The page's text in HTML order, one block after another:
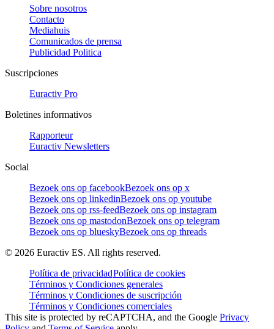
Sobre nosotros
Contacto
Mediahuis
Comunicados de prensa
Publicidad Politica
Suscripciones
Euractiv Pro
Boletines informativos
Rapporteur
Euractiv Newsletters
Social
Bezoek ons op facebookBezoek ons op x
Bezoek ons op linkedinBezoek ons op youtube
Bezoek ons op rss-feedBezoek ons op instagram
Bezoek ons op mastodonBezoek ons op telegram
Bezoek ons op blueskyBezoek ons op threads
© 2026 Euractiv ES. All rights reserved.
Política de privacidadPolítica de cookies
Términos y Condiciones generales
Términos y Condiciones de suscripción
Términos y Condiciones comerciales
This site is protected by reCAPTCHA, and the Google Privacy